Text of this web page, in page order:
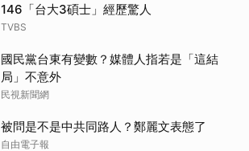
146「台大3碩士」經歷驚人
TVBS
國民黨台東有變數？媒體人指若是「這結
局」不意外
民視新聞網
被問是不是中共同路人？鄭麗文表態了
自由電子報